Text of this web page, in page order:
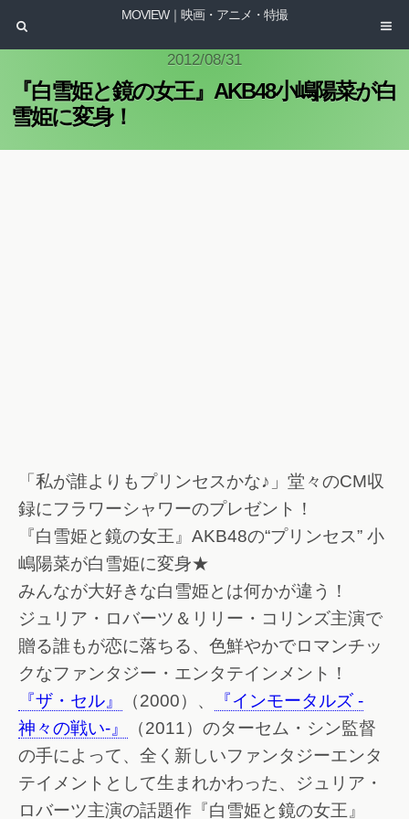
MOVIEW｜映画・アニメ・特撮
2012/08/31
『白雪姫と鏡の女王』AKB48小嶋陽菜が白
雪姫に変身！
「私が誰よりもプリンセスかな♪」堂々のCM収
録にフラワーシャワーのプレゼント！
『白雪姫と鏡の女王』AKB48の“プリンセス” 小
嶋陽菜が白雪姫に変身★
みんなが大好きな白雪姫とは何かが違う！
ジュリア・ロバーツ＆リリー・コリンズ主演で
贈る誰もが恋に落ちる、色鮮やかでロマンチッ
クなファンタジー・エンタテインメント！
『ザ・セル』
（2000）、
『インモータルズ -
神々の戦い-』
（2011）のターセム・シン監督
の手によって、全く新しいファンタジーエンタ
テイメントとして生まれかわった、ジュリア・
ロバーツ主演の話題作『白雪姫と鏡の女王』